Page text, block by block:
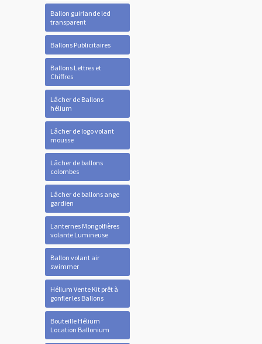
Ballon guirlande led
transparent
Ballons Publicitaires
Ballons Lettres et
Chiffres
Lâcher de Ballons
hélium
Lâcher de logo volant
mousse
Lâcher de ballons
colombes
Lâcher de ballons ange
gardien
Lanternes Mongolfières
volante Lumineuse
Ballon volant air
swimmer
Hélium Vente Kit prêt à
gonfler les Ballons
Bouteille Hélium
Location Ballonium